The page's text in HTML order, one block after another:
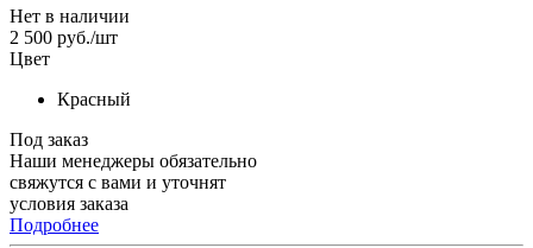
Нет в наличии
2 500 руб./шт
Цвет
Красный
Под заказ
Наши менеджеры обязательно
свяжутся с вами и уточнят
условия заказа
Подробнее